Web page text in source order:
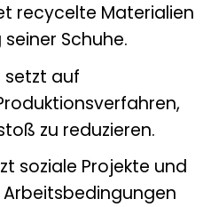
recycelte Materialien
Schuhe.
setzt auf
zu reduzieren.
soziale Projekte und